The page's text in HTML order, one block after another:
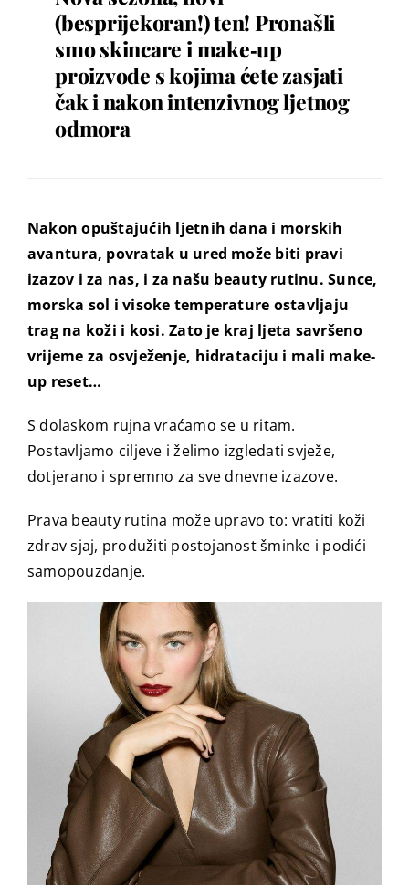
(besprijekoran!) ten! Pronašli
smo skincare i make‑up
proizvode s kojima ćete zasjati
čak i nakon intenzivnog ljetnog
odmora
Nakon opuštajućih ljetnih dana i morskih
avantura, povratak u ured može biti pravi
izazov i za nas, i za našu beauty rutinu. Sunce,
morska sol i visoke temperature ostavljaju
trag na koži i kosi. Zato je kraj ljeta savršeno
vrijeme za osvježenje, hidrataciju i mali make-
up reset…
S dolaskom rujna vraćamo se u ritam.
Postavljamo ciljeve i želimo izgledati svježe,
dotjerano i spremno za sve dnevne izazove.
Prava beauty rutina može upravo to: vratiti koži
zdrav sjaj, produžiti postojanost šminke i podići
samopouzdanje.